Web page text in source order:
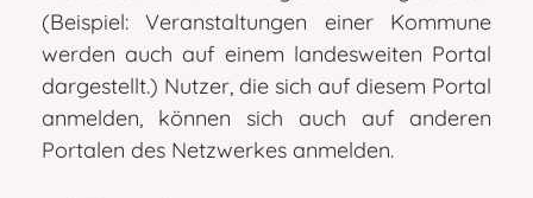
(Beispiel: Veranstaltungen einer Kommune
werden auch auf einem landesweiten Portal
dargestellt.) Nutzer, die sich auf diesem Portal
anmelden, können sich auch auf anderen
Portalen des Netzwerkes anmelden.